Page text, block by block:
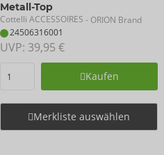
Metall-Top
Cottelli ACCESSOIRES - ORION Brand
24506316001
UVP: 39,95 €
Kaufen
Merkliste auswählen